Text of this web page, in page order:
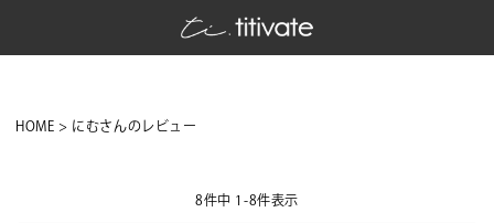
HOME にむさんのレビュー
8件中 1 -8件表示